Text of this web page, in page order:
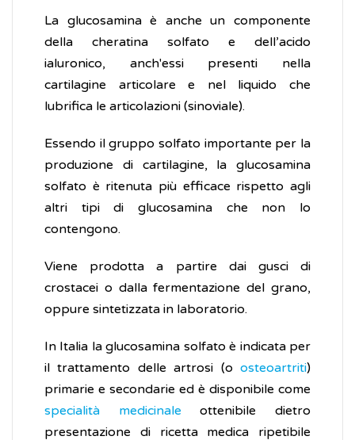
La glucosamina è anche un componente
della cheratina solfato e dell’acido
ialuronico, anch'essi presenti nella
cartilagine articolare e nel liquido che
lubrifica le articolazioni (sinoviale).
Essendo il gruppo solfato importante per la
produzione di cartilagine, la glucosamina
solfato è ritenuta più efficace rispetto agli
altri tipi di glucosamina che non lo
contengono.
Viene prodotta a partire dai gusci di
crostacei o dalla fermentazione del grano,
oppure sintetizzata in laboratorio.
In Italia la glucosamina solfato è indicata per
il trattamento delle artrosi (o osteoartriti)
primarie e secondarie ed è disponibile come
specialità medicinale ottenibile dietro
presentazione di ricetta medica ripetibile